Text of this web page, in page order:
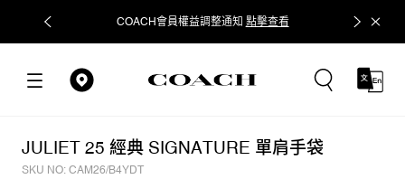
COACH會員權益調整通知 點擊查看 立即追蹤
JULIET 25 經典 SIGNATURE 單肩手袋
SKU NO: CAM26/B4YDT